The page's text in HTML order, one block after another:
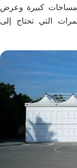
مساحات كبيرة وعرض
التي تحتاج إلى